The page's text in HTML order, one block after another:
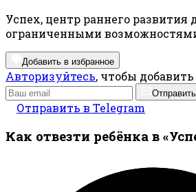
Успех, центр раннего развития
ограниченными
Добавить в избранное
Авторизуйтесь, чтобы
Отправить
Отправить в Telegram
Как отвезти ребёнка в